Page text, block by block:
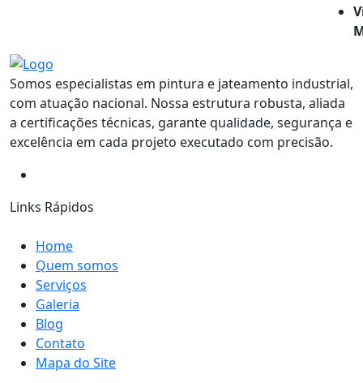
Somos especialistas em pintura e jateamento industrial,
com atuação nacional. Nossa estrutura robusta, aliada
a certificações técnicas, garante qualidade, segurança e
excelência em cada projeto executado com precisão.
Links Rápidos
Home
Quem somos
Serviços
Galeria
Blog
Contato
Mapa do Site